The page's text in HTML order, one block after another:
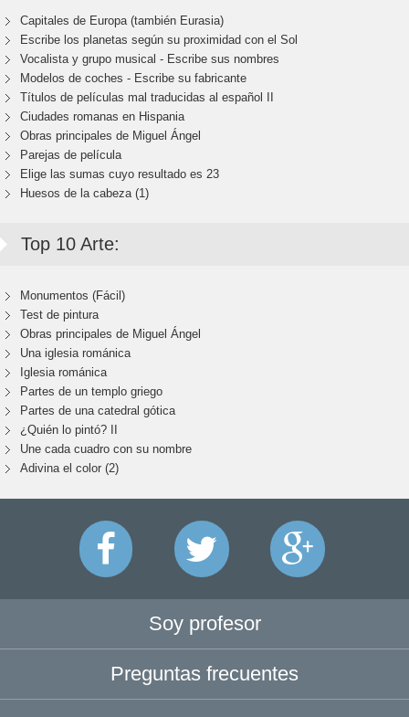
Capitales de Europa (también Eurasia)
Escribe los planetas según su proximidad con el Sol
Vocalista y grupo musical - Escribe sus nombres
Modelos de coches - Escribe su fabricante
Títulos de películas mal traducidas al español II
Ciudades romanas en Hispania
Obras principales de Miguel Ángel
Parejas de película
Elige las sumas cuyo resultado es 23
Huesos de la cabeza (1)
Top 10 Arte:
Monumentos (Fácil)
Test de pintura
Obras principales de Miguel Ángel
Una iglesia románica
Iglesia románica
Partes de un templo griego
Partes de una catedral gótica
¿Quién lo pintó? II
Une cada cuadro con su nombre
Adivina el color (2)
Soy profesor
Preguntas frecuentes